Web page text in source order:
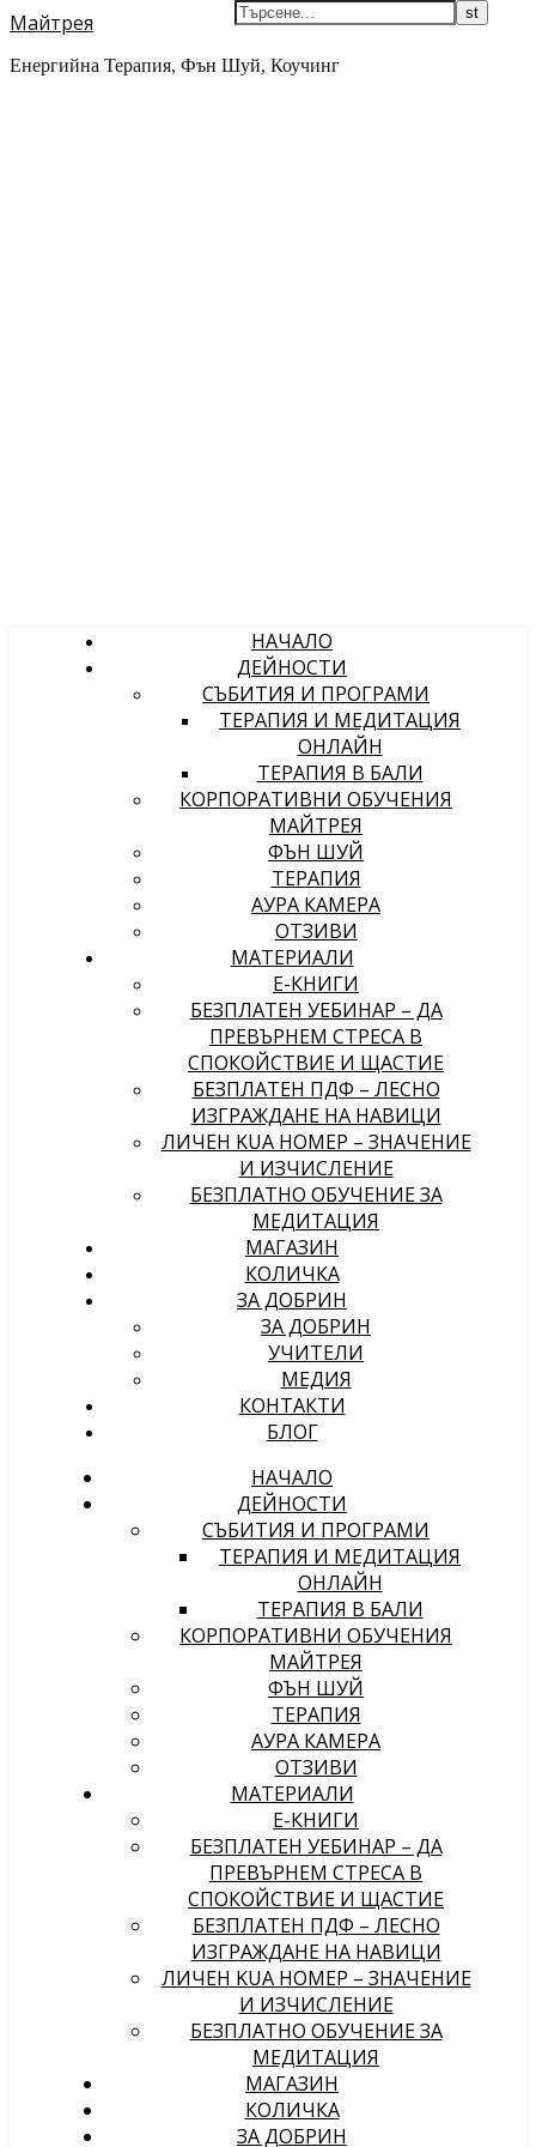
Майтрея
Енергийна Терапия, Фън Шуй, Коучинг
НАЧАЛО
ДЕЙНОСТИ
СЪБИТИЯ И ПРОГРАМИ
ТЕРАПИЯ И МЕДИТАЦИЯ
ОНЛАЙН
ТЕРАПИЯ В БАЛИ
КОРПОРАТИВНИ ОБУЧЕНИЯ
МАЙТРЕЯ
ФЪН ШУЙ
ТЕРАПИЯ
АУРА КАМЕРА
ОТЗИВИ
МАТЕРИАЛИ
Е-КНИГИ
БЕЗПЛАТЕН УЕБИНАР – ДА
ПРЕВЪРНЕМ СТРЕСА В
СПОКОЙСТВИЕ И ЩАСТИЕ
БЕЗПЛАТЕН ПДФ – ЛЕСНО
ИЗГРАЖДАНЕ НА НАВИЦИ
ЛИЧЕН KUA НОМЕР – ЗНАЧЕНИЕ
И ИЗЧИСЛЕНИЕ
БЕЗПЛАТНО ОБУЧЕНИЕ ЗА
МЕДИТАЦИЯ
МАГАЗИН
КОЛИЧКА
ЗА ДОБРИН
ЗА ДОБРИН
УЧИТЕЛИ
МЕДИЯ
КОНТАКТИ
БЛОГ
НАЧАЛО
ДЕЙНОСТИ
СЪБИТИЯ И ПРОГРАМИ
ТЕРАПИЯ И МЕДИТАЦИЯ
ОНЛАЙН
ТЕРАПИЯ В БАЛИ
КОРПОРАТИВНИ ОБУЧЕНИЯ
МАЙТРЕЯ
ФЪН ШУЙ
ТЕРАПИЯ
АУРА КАМЕРА
ОТЗИВИ
МАТЕРИАЛИ
Е-КНИГИ
БЕЗПЛАТЕН УЕБИНАР – ДА
ПРЕВЪРНЕМ СТРЕСА В
СПОКОЙСТВИЕ И ЩАСТИЕ
БЕЗПЛАТЕН ПДФ – ЛЕСНО
ИЗГРАЖДАНЕ НА НАВИЦИ
ЛИЧЕН KUA НОМЕР – ЗНАЧЕНИЕ
И ИЗЧИСЛЕНИЕ
БЕЗПЛАТНО ОБУЧЕНИЕ ЗА
МЕДИТАЦИЯ
МАГАЗИН
КОЛИЧКА
ЗА ДОБРИН